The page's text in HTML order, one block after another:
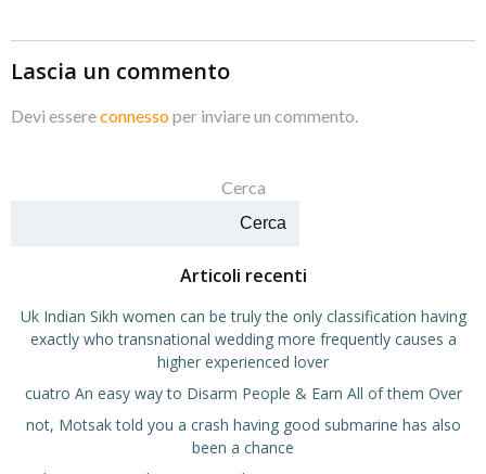
Lascia un commento
Devi essereconnessoper inviare un commento.
Cerca
Cerca
Articoli recenti
Uk Indian Sikh women can be truly the only classification having
exactly who transnational wedding more frequently causes a
higher experienced lover
cuatro An easy way to Disarm People & Earn All of them Over
not, Motsak told you a crash having good submarine has also
been a chance